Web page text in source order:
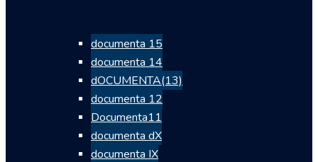
documenta 15
documenta 14
dOCUMENTA(13)
documenta 12
Documenta11
documenta dX
documenta IX